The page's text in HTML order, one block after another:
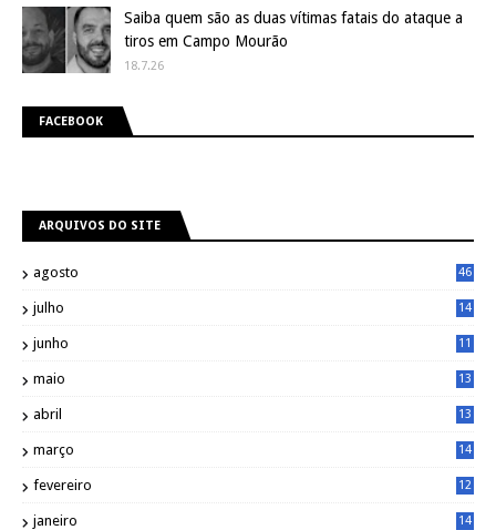
Saiba quem são as duas vítimas fatais do ataque a
tiros em Campo Mourão
18.7.26
FACEBOOK
ARQUIVOS DO SITE
agosto 46
julho
14
junho
11
maio
13
abril
13
março
14
fevereiro
12
janeiro
14